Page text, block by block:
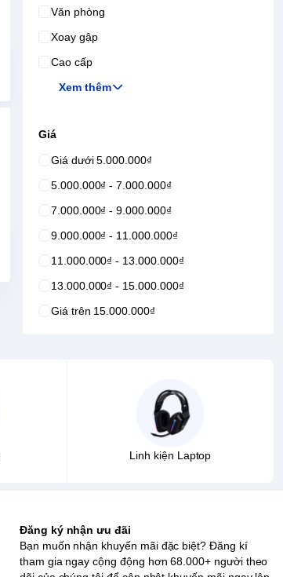
Giá
Giá dưới 5.000.000₫
5.000.000₫ - 7.000.000₫
7.000.000₫ - 9.000.000₫
9.000.000₫ - 11.000.000₫
11.000.000₫ - 13.000.000₫
13.000.000₫ - 15.000.000₫
Giá trên 15.000.000₫
Văn phòng
Xoay gập
Cao cấp
Xem thêm
Linh kiện Laptop
Đăng ký nhận ưu đãi
Bạn muốn nhận khuyến mãi đặc biệt? Đăng kí
tham gia ngay cộng động hơn 68.000+ người theo